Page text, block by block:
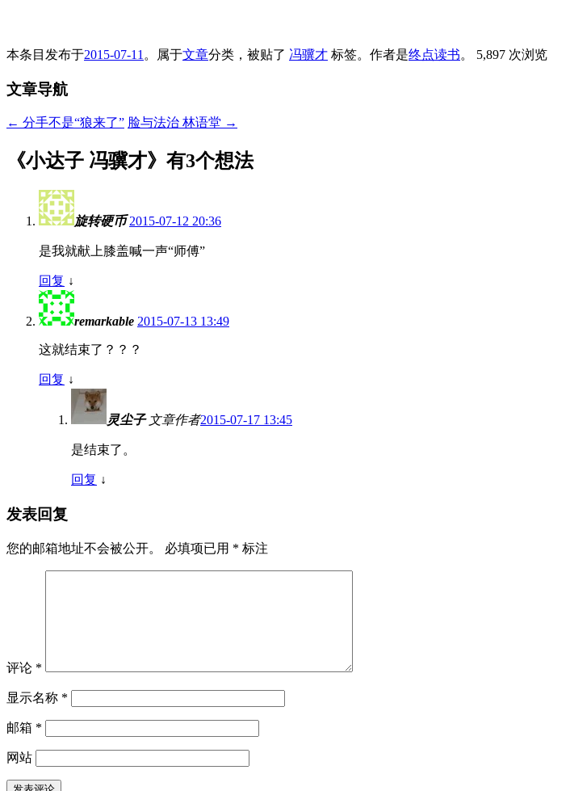
本条目发布于2015-07-11 。属于文章分类，被贴了 冯骥才 标签。 作者是终点读书。 5,897 次浏览
文章导航
← 分手不是“狼来了” 脸与法治 林语堂 →
《小达子 冯骥才》有3个想法
旋转硬币 2015-07-12 20:36
是我就献上膝盖喊一声“师傅”
回复 ↓
remarkable 2015-07-13 13:49
这就结束了？？？
回复 ↓
灵尘子 文章作者2015-07-17 13:45
是结束了。
回复 ↓
发表回复
您的邮箱地址不会被公开。 必填项已用 * 标注
评论 *
显示名称 *
邮箱 *
网站